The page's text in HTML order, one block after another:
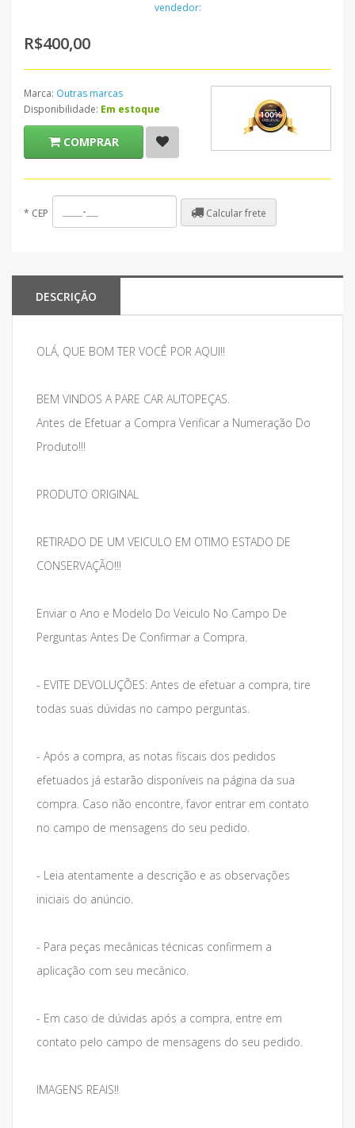
vendedor:
R$400,00
Marca: Outras marcas
Disponibilidade: Em estoque
COMPRAR
* CEP Calcular frete
DESCRIÇÃO
OLÁ, QUE BOM TER VOCÊ POR AQUI!!
BEM VINDOS A PARE CAR AUTOPEÇAS.
Antes de Efetuar a Compra Verificar a Numeração Do
Produto!!!
PRODUTO ORIGINAL
RETIRADO DE UM VEICULO EM OTIMO ESTADO DE
CONSERVAÇÃO!!!
Enviar o Ano e Modelo Do Veiculo No Campo De
Perguntas Antes De Confirmar a Compra.
- EVITE DEVOLUÇÕES: Antes de efetuar a compra, tire
todas suas dúvidas no campo perguntas.
- Após a compra, as notas fiscais dos pedidos
efetuados já estarão disponíveis na página da sua
compra. Caso não encontre, favor entrar em contato
no campo de mensagens do seu pedido.
- Leia atentamente a descrição e as observações
iniciais do anúncio.
- Para peças mecânicas técnicas confirmem a
aplicação com seu mecânico.
- Em caso de dúvidas após a compra, entre em
contato pelo campo de mensagens do seu pedido.
IMAGENS REAIS!!